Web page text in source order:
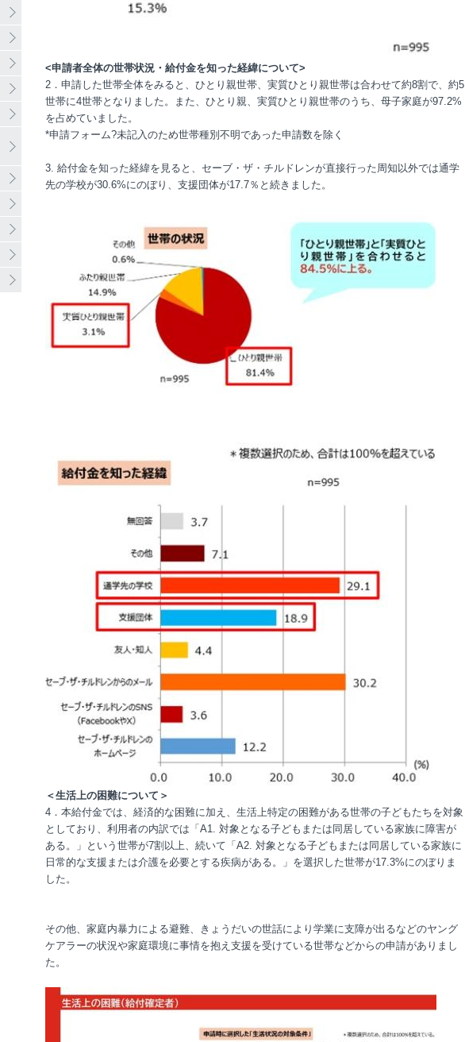
<申請者全体の世帯状況・給付金を知った経緯について>
2．申請した世帯全体をみると、ひとり親世帯、実質ひとり親世帯は合わせて約8割で、約5
世帯に4世帯となりました。また、ひとり親、実質ひとり親世帯のうち、母子家庭が97.2%
を占めていました。
*申請フォーム?未記入のため世帯種別不明であった申請数を除く
3. 給付金を知った経緯を見ると、セーブ・ザ・チルドレンが直接行った周知以外では通学
先の学校が30.6%にのぼり、支援団体が17.7％と続きました。
＜生活上の困難について＞
4．本給付金では、経済的な困難に加え、生活上特定の困難がある世帯の子どもたちを対象
としており、利用者の内訳では「A1. 対象となる子どもまたは同居している家族に障害が
ある。」という世帯が7割以上、続いて「A2. 対象となる子どもまたは同居している家族に
日常的な支援または介護を必要とする疾病がある。」を選択した世帯が17.3%にのぼりま
した。
その他、家庭内暴力による避難、きょうだいの世話により学業に支障が出るなどのヤング
ケアラーの状況や家庭環境に事情を抱え支援を受けている世帯などからの申請がありまし
た。